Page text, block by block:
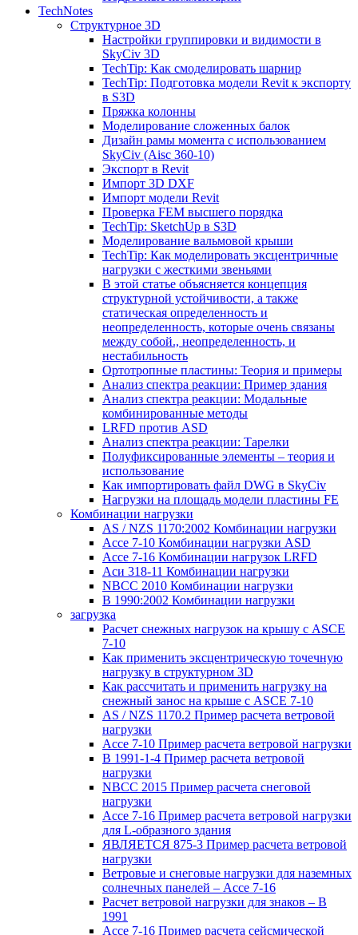
TechNotes
Структурное 3D
Настройки группировки и видимости в
SkyCiv 3D
TechTip: Как смоделировать шарнир
TechTip: Подготовка модели Revit к экспорту
в S3D
Пряжка колонны
Моделирование сложенных балок
Дизайн рамы момента с использованием
SkyCiv (Aisc 360-10)
Экспорт в Revit
Импорт 3D DXF
Импорт модели Revit
Проверка FEM высшего порядка
TechTip: SketchUp в S3D
Моделирование вальмовой крыши
TechTip: Как моделировать эксцентричные
нагрузки с жесткими звеньями
В этой статье объясняется концепция
структурной устойчивости, а также
статическая определенность и
неопределенность, которые очень связаны
между собой., неопределенность, и
нестабильность
Ортотропные пластины: Теория и примеры
Анализ спектра реакции: Пример здания
Анализ спектра реакции: Модальные
комбинированные методы
LRFD против ASD
Анализ спектра реакции: Тарелки
Полуфиксированные элементы – теория и
использование
Как импортировать файл DWG в SkyCiv
Нагрузки на площадь модели пластины FE
Комбинации нагрузки
AS / NZS 1170:2002 Комбинации нагрузки
Ассе 7-10 Комбинации нагрузки ASD
Ассе 7-16 Комбинации нагрузок LRFD
Аси 318-11 Комбинации нагрузки
NBCC 2010 Комбинации нагрузки
В 1990:2002 Комбинации нагрузки
загрузка
Расчет снежных нагрузок на крышу с ASCE
7-10
Как применить эксцентрическую точечную
нагрузку в структурном 3D
Как рассчитать и применить нагрузку на
снежный занос на крыше с ASCE 7-10
AS / NZS 1170.2 Пример расчета ветровой
нагрузки
Ассе 7-10 Пример расчета ветровой нагрузки
В 1991-1-4 Пример расчета ветровой
нагрузки
NBCC 2015 Пример расчета снеговой
нагрузки
Ассе 7-16 Пример расчета ветровой нагрузки
для L-образного здания
ЯВЛЯЕТСЯ 875-3 Пример расчета ветровой
нагрузки
Ветровые и снеговые нагрузки для наземных
солнечных панелей – Ассе 7-16
Расчет ветровой нагрузки для знаков – В
1991
Ассе 7-16 Пример расчета сейсмической